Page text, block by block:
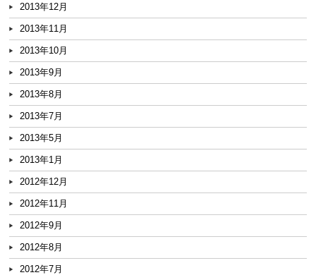
2013年12月
2013年11月
2013年10月
2013年9月
2013年8月
2013年7月
2013年5月
2013年1月
2012年12月
2012年11月
2012年9月
2012年8月
2012年7月